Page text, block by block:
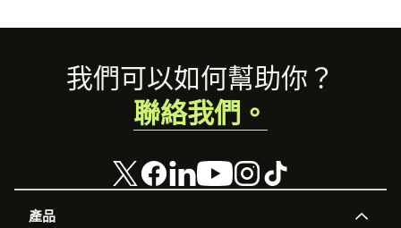
Footer
產品
我們可以如何幫助你？
聯絡我們。